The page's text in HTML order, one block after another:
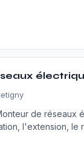
de réseaux
l'extension,